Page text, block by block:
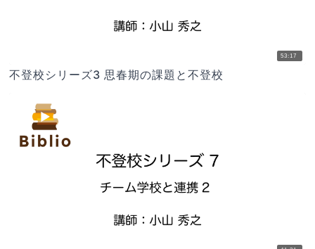
53:17
不登校シリーズ3 思春期の課題と不登校